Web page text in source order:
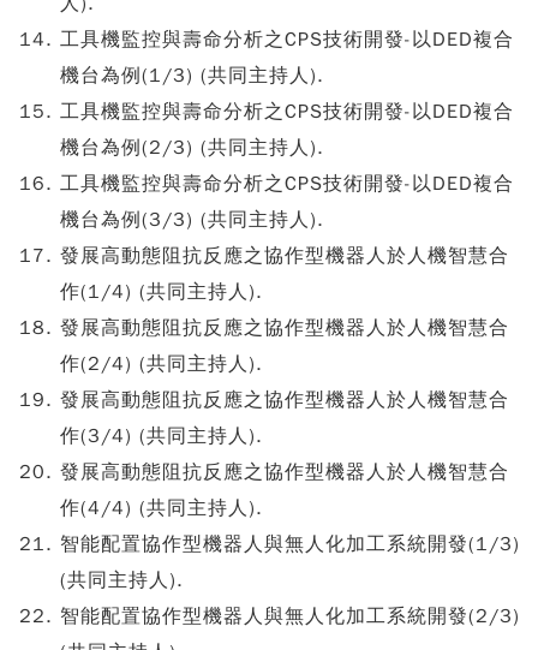
工具機監控與壽命分析之CPS技術開發-以DED複合
機台為例(1/3) (共同主持人).
工具機監控與壽命分析之CPS技術開發-以DED複合
機台為例(2/3) (共同主持人).
工具機監控與壽命分析之CPS技術開發-以DED複合
機台為例(3/3) (共同主持人).
發展高動態阻抗反應之協作型機器人於人機智慧合
作(1/4) (共同主持人).
發展高動態阻抗反應之協作型機器人於人機智慧合
作(2/4) (共同主持人).
發展高動態阻抗反應之協作型機器人於人機智慧合
作(3/4) (共同主持人).
發展高動態阻抗反應之協作型機器人於人機智慧合
作(4/4) (共同主持人).
智能配置協作型機器人與無人化加工系統開發(1/3)
(共同主持人).
智能配置協作型機器人與無人化加工系統開發(2/3)